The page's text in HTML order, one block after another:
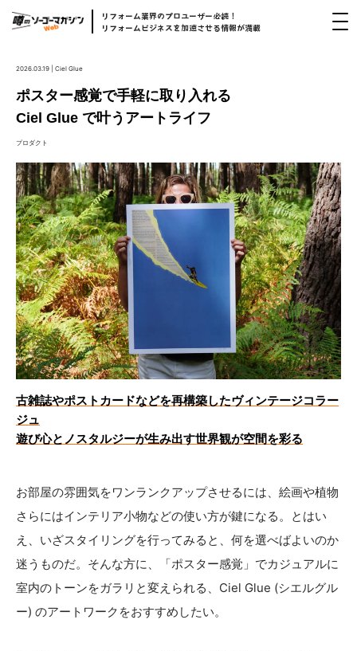
リフォーム業界のプロユーザー必読！
リフォームビジネスを加速させる情報が満載
2026.03.19 | Ciel Glue
ポスター感覚で手軽に取り入れる
Ciel Glue で叶うアートライフ
プロダクト
古雑誌やポストカードなどを再構築したヴィンテージコラー
ジュ
遊び心とノスタルジーが生み出す世界観が空間を彩る
お部屋の雰囲気をワンランクアップさせるには、絵画や植物
さらにはインテリア小物などの使い方が鍵になる。とはい
え、いざスタイリングを行ってみると、何を選べばよいのか
迷うものだ。そんな方に、「ポスター感覚」でカジュアルに
室内のトーンをガラリと変えられる、Ciel Glue (シエルグル
ー) のアートワークをおすすめしたい。